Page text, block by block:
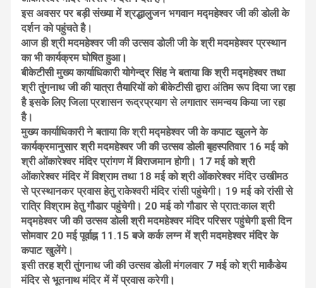
इस अवसर पर बड़ी संख्या में श्रद्धालुजन भगवान मद्महेश्वर जी की डोली के
दर्शन को पहुंचते है।
आज ही श्री मदमहेश्वर जी की उत्सव डोली जी के श्री मदमहेश्वर प्रस्थान
का भी कार्यक्रम घोषित हुआ।
बीकेटीसी मुख्य कार्याधिकारी योगेन्द्र सिंह ने बताया कि श्री मद्महेश्वर तथा
श्री तुंगनाथ जी की यात्रा तैयारियों को बीकेटीसी द्वारा अंतिम रूप दिया जा रहा
है इसके लिए जिला प्रशासन रूद्रप्रयाग से लगातार समन्वय किया जा रहा
है।
मुख्य कार्याधिकारी ने बताया कि श्री मद्महेश्वर जी के कपाट खुलने के
कार्यक्रमानुसार श्री मदमहेश्वर जी की उत्सव डोली बृहस्पतिवार 16 मई को
श्री ओंकारेश्वर मंदिर प्रांगण में विराजमान होगी। 17 मई को श्री
ओंकारेश्वर मंदिर में विश्राम तथा 18 मई को श्री ओंकारेश्वर मंदिर उखीमठ
से प्रस्थानकर प्रवास हेतु राकेश्वरी मंदिर रांसी पहुंचेगी। 19 मई को रांसी से
रात्रि विश्राम हेतु गौडार पहुंचेगी। 20 मई को गौडार से प्रात:काल श्री
मद्महेश्वर जी की उत्सव डोली श्री मदमहेश्वर मंदिर परिसर पहुंचेगी इसी दिन
सोमवार 20 मई पूर्वाह्न 11.15 बजे कर्क लग्न में श्री मदमहेश्वर मंदिर के
कपाट खुलेंगे।
इसी तरह श्री तुंगनाथ जी की उत्सव डोली मंगलवार 7 मई को श्री मार्कंडेय
मंदिर से भूतनाथ मंदिर में में प्रवास करेगी।